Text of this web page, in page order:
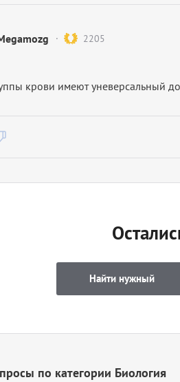
2205
крови имеют уневерсальный
Найти нужный
по категории Биология